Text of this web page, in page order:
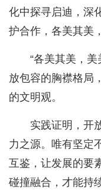
化中探寻启迪，深
护合作，各美其美
“各美其美，
放包容的胸襟格局
的文明观。
实践证明，开
力之源。唯有坚定
互鉴，让发展的要
碰撞融合，才能持